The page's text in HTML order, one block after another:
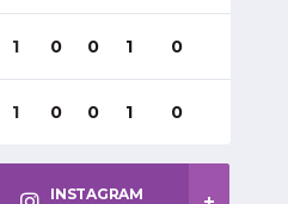
1 0 0 1 0
1 0 0 1 0
INSTAGRAM